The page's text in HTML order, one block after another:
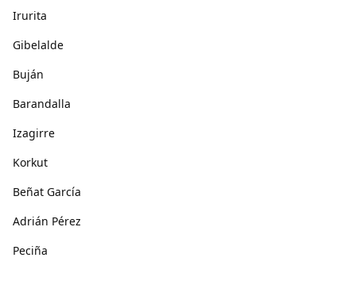
Irurita
Gibelalde
Buján
Barandalla
Izagirre
Korkut
Beñat García
Adrián Pérez
Peciña